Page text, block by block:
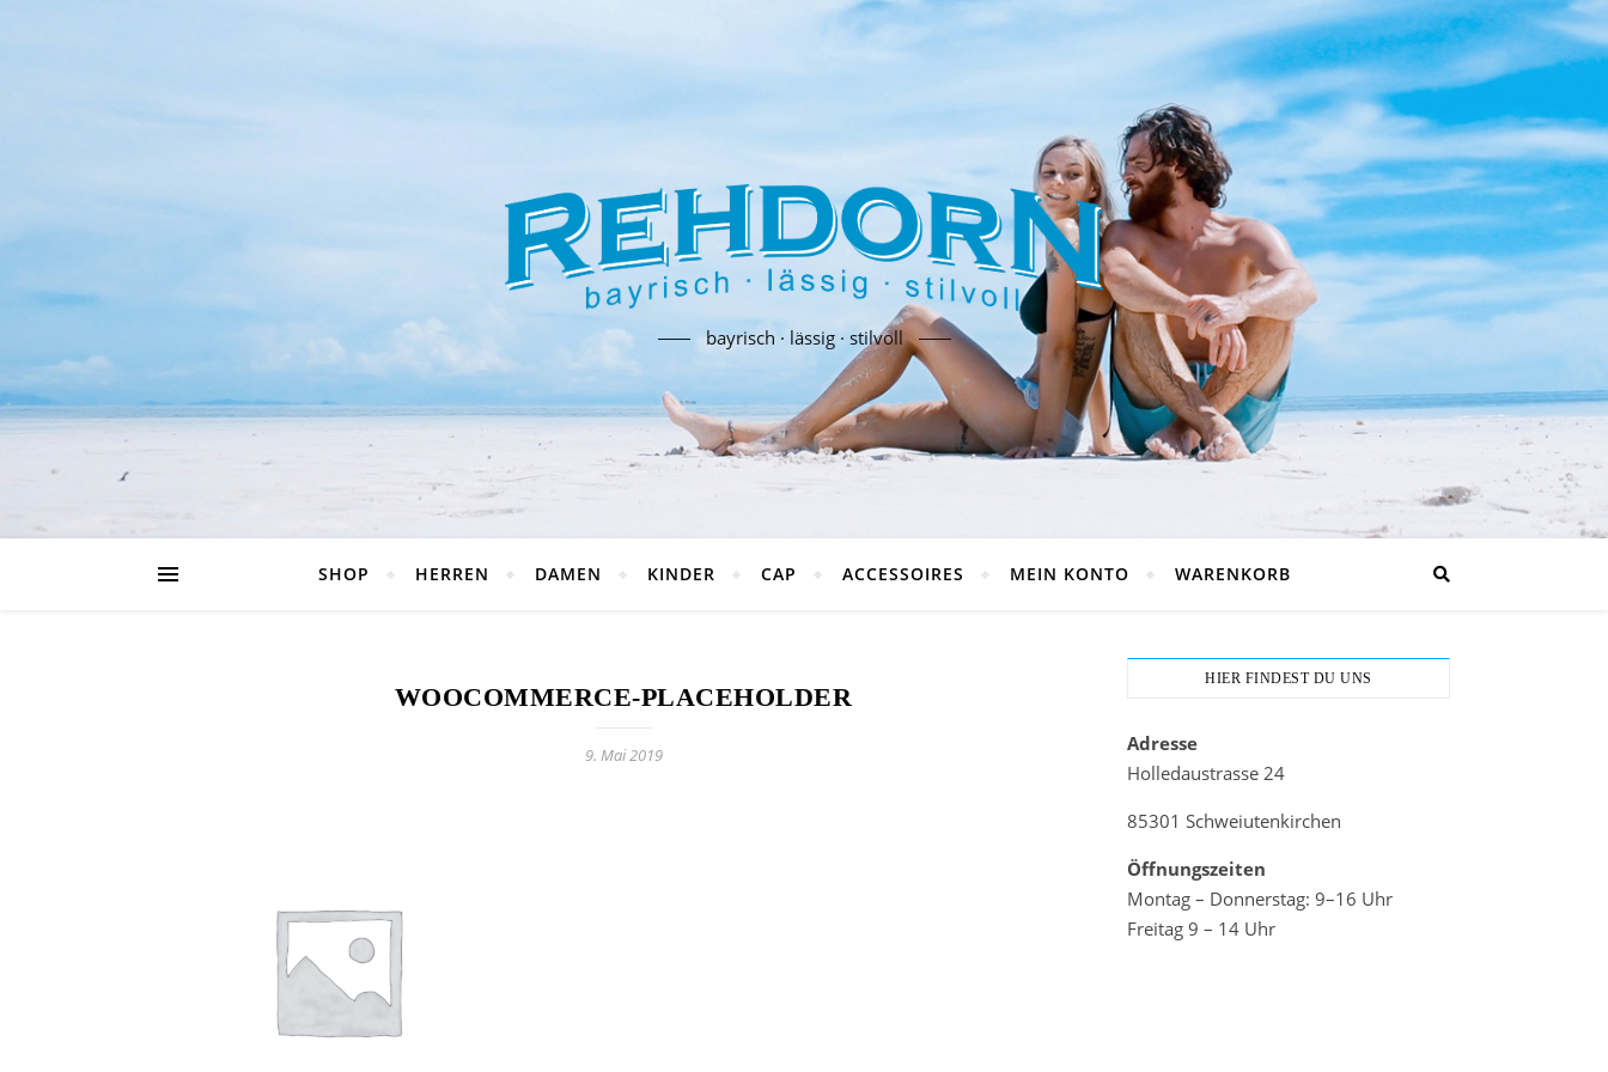
bayrisch · lässig · stilvoll
SHOP HERREN DAMEN KINDER CAP ACCESSOIRES MEIN KONTO WARENKORB
WOOCOMMERCE-PLACEHOLDER
9. Mai 2019
HIER FINDEST DU UNS
Adresse
Holledaustrasse 24
85301 Schweiutenkirchen
Öffnungszeiten
Montag – Donnerstag: 9–16 Uhr
Freitag 9 – 14 Uhr